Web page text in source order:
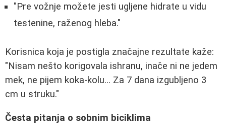
"Pre vožnje možete jesti ugljene hidrate u vidu
testenine, raženog hleba."
Korisnica koja je postigla značajne rezultate kaže:
"Nisam nešto korigovala ishranu, inače ni ne jedem
mek, ne pijem koka-kolu... Za 7 dana izgubljeno 3
cm u struku."
Česta pitanja o sobnim biciklima